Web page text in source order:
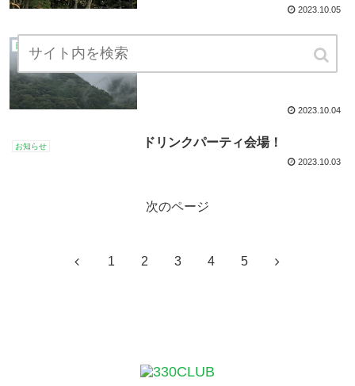
2023.10.05
日々雑感
2023.10.04
お知らせ ドリンクパーティ会場！
2023.10.03
次のページ
1 2 3 4 5